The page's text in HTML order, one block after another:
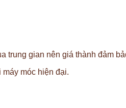
trung gian nên giá thành đảm
móc hiện đại.